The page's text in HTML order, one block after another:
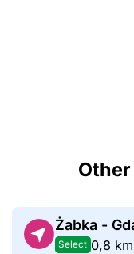
Żabka -
Select 0,8 km